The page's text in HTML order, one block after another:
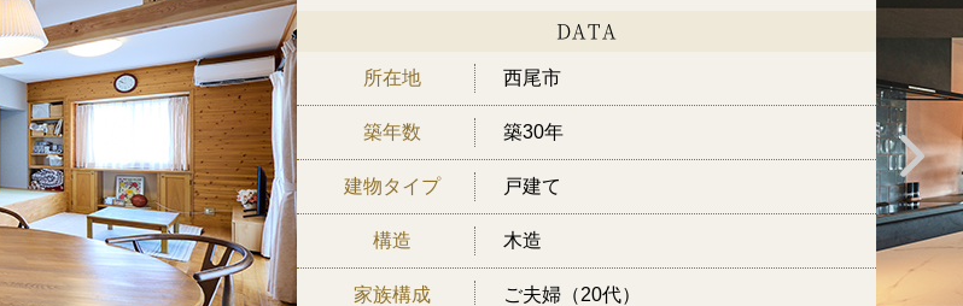
DATA
所在地 西尾市
築年数 築30年
建物タイプ 戸建て
構造 木造
家族構成 ご夫婦（20代）